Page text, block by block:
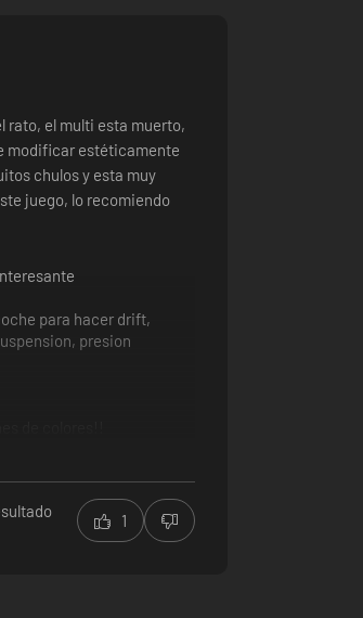
a tu antojo. Cambia piezas
pintura y los vinilos. ¡Así crearás un coche de
rato, el multi esta muerto,
modificar estéticamente
chulos y esta muy
juego, lo recomiendo
para hacer drift,
presion
1